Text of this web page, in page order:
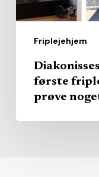
Friplejehjem
første
prøve